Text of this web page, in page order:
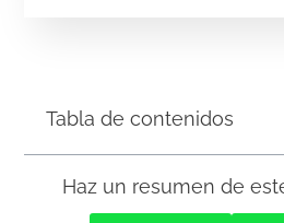
Tabla de contenidos
Haz un resumen de